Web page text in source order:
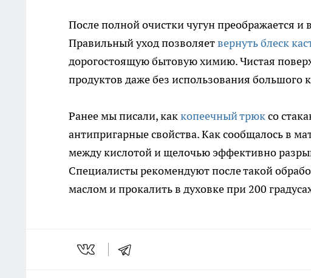
После полной очистки чугун преображается и
Правильный уход позволяетвернуть блеск
дорогостоящую бытовую химию. Чистая
продуктов даже без использования большого
Ранее мы писали, каккопеечный трюксо
антипригарные свойства. Как сообщалось в
между кислотой и щелочью эффективно
Специалисты рекомендуют после такой
маслом и прокалить в духовке при 200